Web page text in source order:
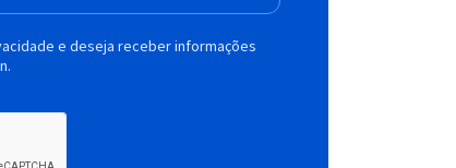
e deseja receber informações